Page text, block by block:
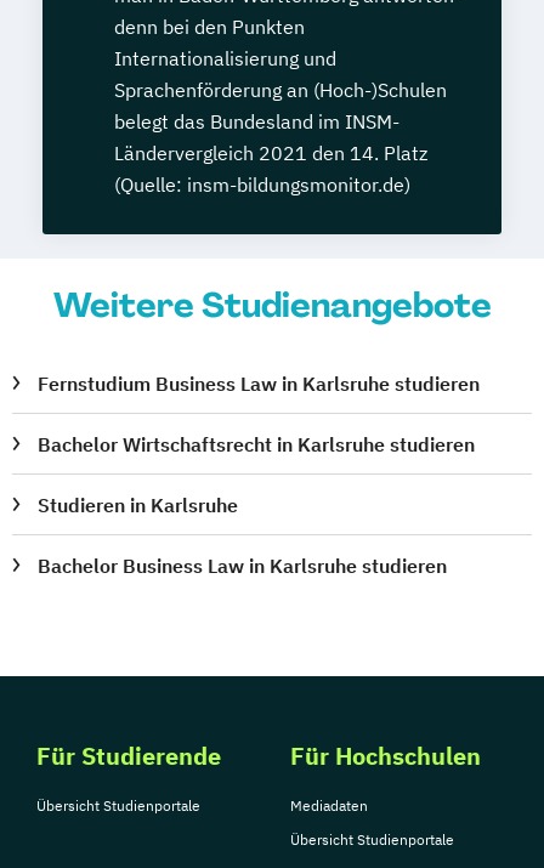
denn bei den Punkten
Internationalisierung und
Sprachenförderung an (Hoch-)Schulen
belegt das Bundesland im INSM-
Ländervergleich 2021 den 14. Platz
(Quelle: insm-bildungsmonitor.de)
Weitere Studienangebote
Fernstudium Business Law in Karlsruhe studieren
Bachelor Wirtschaftsrecht in Karlsruhe studieren
Studieren in Karlsruhe
Bachelor Business Law in Karlsruhe studieren
Für Studierende
Übersicht Studienportale
Für Hochschulen
Mediadaten
Übersicht Studienportale